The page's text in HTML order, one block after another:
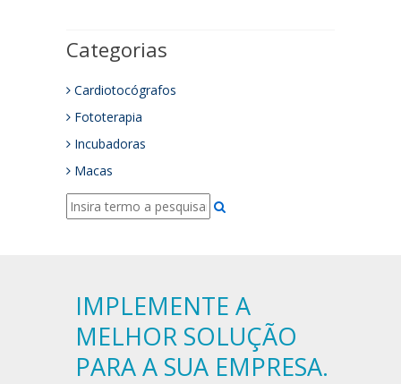
Categorias
Cardiotocógrafos
Fototerapia
Incubadoras
Macas
IMPLEMENTE A
MELHOR SOLUÇÃO
PARA A SUA EMPRESA.